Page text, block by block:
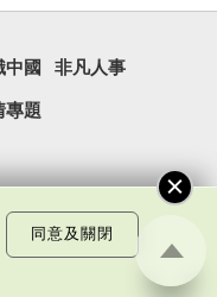
中國 非凡人事
專題
同意及關閉